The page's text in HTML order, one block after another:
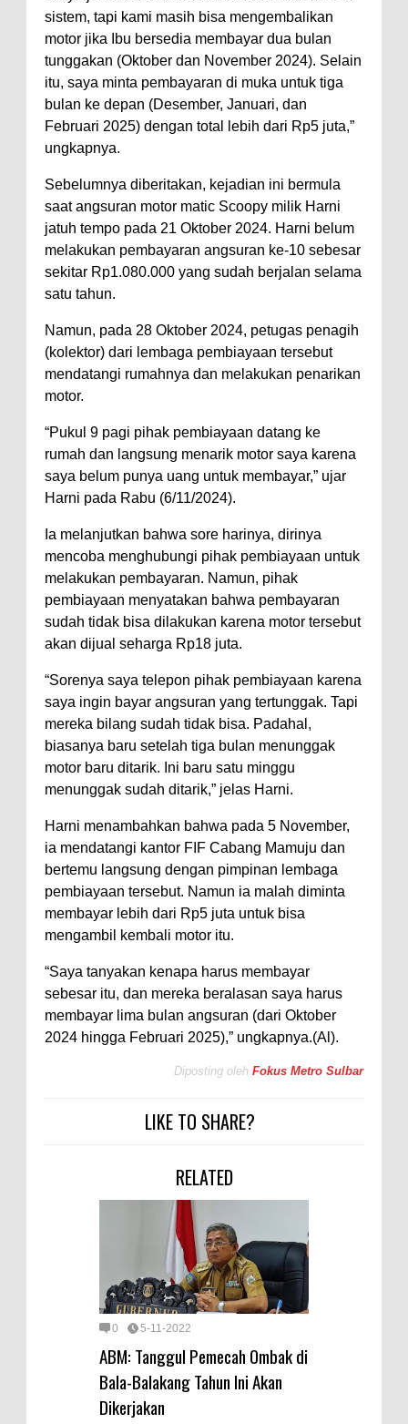
sistem, tapi kami masih bisa mengembalikan
motor jika Ibu bersedia membayar dua bulan
tunggakan (Oktober dan November 2024). Selain
itu, saya minta pembayaran di muka untuk tiga
bulan ke depan (Desember, Januari, dan
Februari 2025) dengan total lebih dari Rp5 juta,”
ungkapnya.
Sebelumnya diberitakan, kejadian ini bermula
saat angsuran motor matic Scoopy milik Harni
jatuh tempo pada 21 Oktober 2024. Harni belum
melakukan pembayaran angsuran ke-10 sebesar
sekitar Rp1.080.000 yang sudah berjalan selama
satu tahun.
Namun, pada 28 Oktober 2024, petugas penagih
(kolektor) dari lembaga pembiayaan tersebut
mendatangi rumahnya dan melakukan penarikan
motor.
“Pukul 9 pagi pihak pembiayaan datang ke
rumah dan langsung menarik motor saya karena
saya belum punya uang untuk membayar,” ujar
Harni pada Rabu (6/11/2024).
Ia melanjutkan bahwa sore harinya, dirinya
mencoba menghubungi pihak pembiayaan untuk
melakukan pembayaran. Namun, pihak
pembiayaan menyatakan bahwa pembayaran
sudah tidak bisa dilakukan karena motor tersebut
akan dijual seharga Rp18 juta.
“Sorenya saya telepon pihak pembiayaan karena
saya ingin bayar angsuran yang tertunggak. Tapi
mereka bilang sudah tidak bisa. Padahal,
biasanya baru setelah tiga bulan menunggak
motor baru ditarik. Ini baru satu minggu
menunggak sudah ditarik,” jelas Harni.
Harni menambahkan bahwa pada 5 November,
ia mendatangi kantor FIF Cabang Mamuju dan
bertemu langsung dengan pimpinan lembaga
pembiayaan tersebut. Namun ia malah diminta
membayar lebih dari Rp5 juta untuk bisa
mengambil kembali motor itu.
“Saya tanyakan kenapa harus membayar
sebesar itu, dan mereka beralasan saya harus
membayar lima bulan angsuran (dari Oktober
2024 hingga Februari 2025),” ungkapnya.(Al).
Diposting oleh Fokus Metro Sulbar
LIKE TO SHARE?
RELATED
0 5-11-2022
ABM: Tanggul Pemecah Ombak di
Bala-Balakang Tahun Ini Akan
Dikerjakan